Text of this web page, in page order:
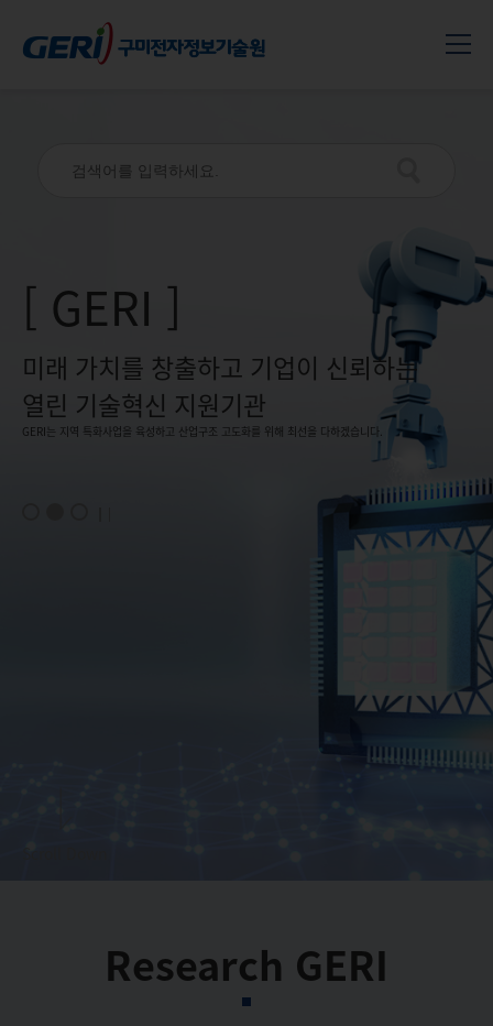
[ GERI ]
미래 가치를 창출하고 기업이 신뢰하는
열린 기술혁신 지원기관
GERI는 지역 특화사업을 육성하고 산업구조 고도화를 위해 최선을 다하겠습니다.
Research GERI